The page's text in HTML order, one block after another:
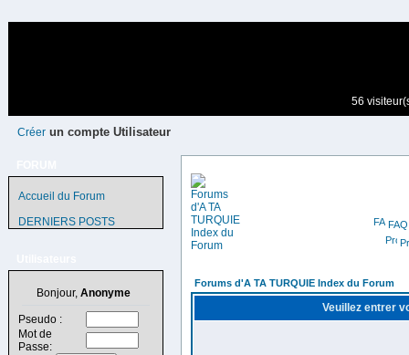
56
Créer un compte Utilisateur
Accueil du Forum
DERNIERS POSTS
Bonjour, Anonyme
Pseudo :
Mot de
Passe:
FAQ
Forums d'A TA TURQUIE Index du Forum
Veuillez entrer